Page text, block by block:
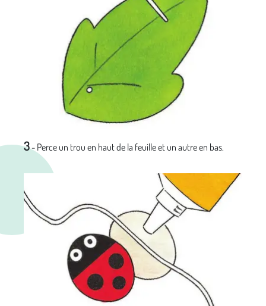
3- Perce un trou en haut de la feuille et un autre en bas.